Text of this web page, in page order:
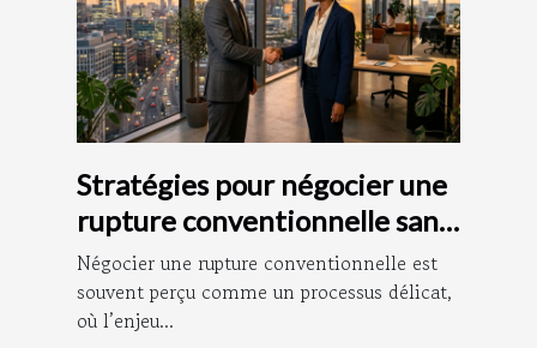
Stratégies pour négocier une
rupture conventionnelle sans
litige
Négocier une rupture conventionnelle est
souvent perçu comme un processus délicat,
où l’enjeu...